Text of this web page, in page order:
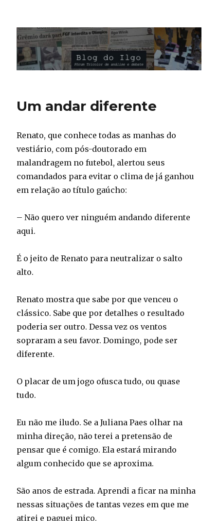
Blog do Ilgo Wink
Um andar diferente
Renato, que conhece todas as manhas do
vestiário, com pós-doutorado em
malandragem no futebol, alertou seus
comandados para evitar o clima de já ganhou
em relação ao título gaúcho:
– Não quero ver ninguém andando diferente
aqui.
É o jeito de Renato para neutralizar o salto
alto.
Renato mostra que sabe por que venceu o
clássico. Sabe que por detalhes o resultado
poderia ser outro. Dessa vez os ventos
sopraram a seu favor. Domingo, pode ser
diferente.
O placar de um jogo ofusca tudo, ou quase
tudo.
Eu não me iludo. Se a Juliana Paes olhar na
minha direção, não terei a pretensão de
pensar que é comigo. Ela estará mirando
algum conhecido que se aproxima.
São anos de estrada. Aprendi a ficar na minha
nessas situações de tantas vezes em que me
atirei e paguei mico.